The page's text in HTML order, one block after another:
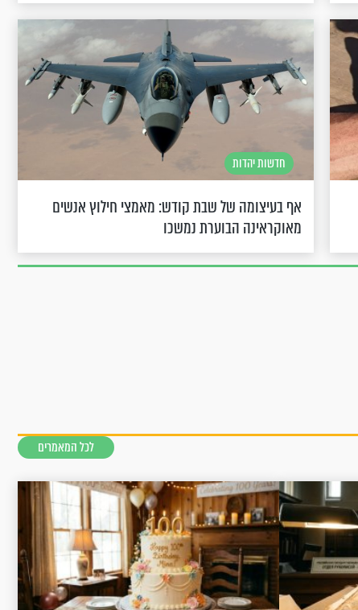
חדשות יהדות
אף בעיצומה של שבת קודש: מאמצי חילוץ אנשים
מאוקראינה הבוערת נמשכו
לכל המאמרים